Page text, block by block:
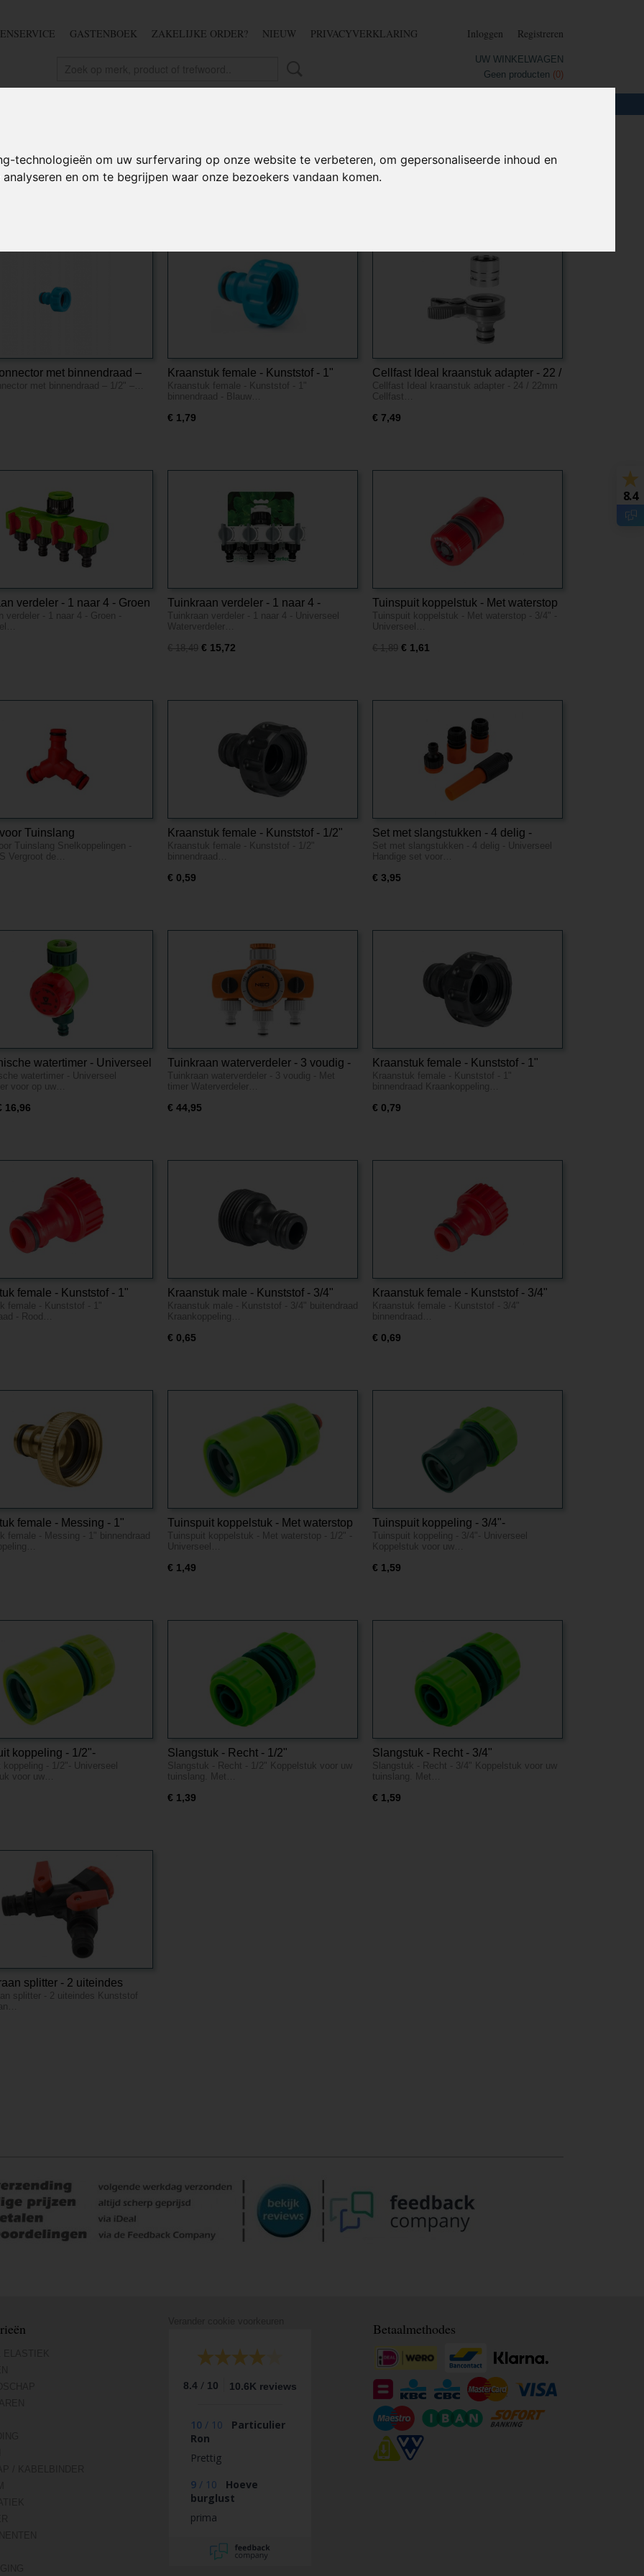
technologieën om uw surfervaring op onze website te verbeteren, om gepersonaliseerde inhoud en
en om te begrijpen waar onze bezoekers vandaan komen.
GASTENBOEK ZAKELIJKE ORDER? NIEUW PRIVACYVERKLARING Inloggen Registreren
UW WINKELWAGEN
Geen producten (0)
met binnendraad –
met binnendraad – 1/2" –…
Kraanstuk female - Kunststof - 1"
binnendraad - Blauw
Kraanstuk female - Kunststof - 1"
binnendraad - Blauw…
€ 1,79
Cellfast Ideal kraanstuk adapter - 22 /
24mm
Cellfast Ideal kraanstuk adapter - 24 / 22mm
Cellfast…
€ 7,49
verdeler - 1 naar 4 - Groen
verdeler - 1 naar 4 - Groen -
Tuinkraan verdeler - 1 naar 4 -
Universeel
Tuinkraan verdeler - 1 naar 4 - Universeel
Waterverdeler…
€ 18,49 € 15,72
Tuinspuit koppelstuk - Met waterstop
- 3/4" - Universeel
Tuinspuit koppelstuk - Met waterstop - 3/4" -
Universeel…
€ 1,89 € 1,61
Tuinslang
- Rood ABS
Tuinslang Snelkoppelingen -
Vergroot de…
Kraanstuk female - Kunststof - 1/2"
binnendraad
Kraanstuk female - Kunststof - 1/2"
binnendraad…
€ 0,59
Set met slangstukken - 4 delig -
Universeel
Set met slangstukken - 4 delig - Universeel
Handige set voor…
€ 3,95
watertimer - Universeel
watertimer - Universeel
voor op uw…
16,96
Tuinkraan waterverdeler - 3 voudig -
Met timer
Tuinkraan waterverdeler - 3 voudig - Met
timer Waterverdeler…
€ 44,95
Kraanstuk female - Kunststof - 1"
binnendraad
Kraanstuk female - Kunststof - 1"
binnendraad Kraankoppeling…
€ 0,79
female - Kunststof - 1"
- Rood
female - Kunststof - 1"
- Rood…
Kraanstuk male - Kunststof - 3/4"
buitendraad
Kraanstuk male - Kunststof - 3/4" buitendraad
Kraankoppeling…
€ 0,65
Kraanstuk female - Kunststof - 3/4"
binnendraad
Kraanstuk female - Kunststof - 3/4"
binnendraad…
€ 0,69
female - Messing - 1"
female - Messing - 1" binnendraad
Tuinspuit koppelstuk - Met waterstop
- 1/2" - Universeel
Tuinspuit koppelstuk - Met waterstop - 1/2" -
Universeel…
€ 1,49
Tuinspuit koppeling - 3/4"-
Universeel
Tuinspuit koppeling - 3/4"- Universeel
Koppelstuk voor uw…
€ 1,59
koppeling - 1/2"-
- 1/2"- Universeel
voor uw…
Slangstuk - Recht - 1/2"
Slangstuk - Recht - 1/2" Koppelstuk voor uw
tuinslang. Met…
€ 1,39
Slangstuk - Recht - 3/4"
Slangstuk - Recht - 3/4" Koppelstuk voor uw
tuinslang. Met…
€ 1,59
splitter - 2 uiteindes
splitter - 2 uiteindes Kunststof
8.4
8.4 / 10 10.6K reviews
10 / 10
Particulier
Ron
Prettig
9 / 10
Hoeve
burglust
prima
Betaalmethodes